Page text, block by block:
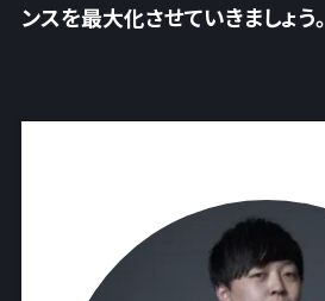
ンスを最大化させていきましょう。